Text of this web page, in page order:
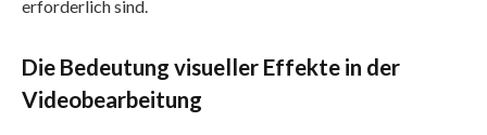
erforderlich sind.
Die Bedeutung visueller Effekte in der
Videobearbeitung